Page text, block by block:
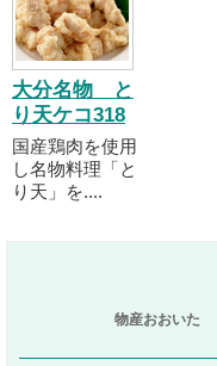
大分名物 と
り天ケコ318
国産鶏肉を使用
し名物料理「と
り天」を....
物産おおいた